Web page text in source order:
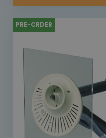
PRE-ORDER